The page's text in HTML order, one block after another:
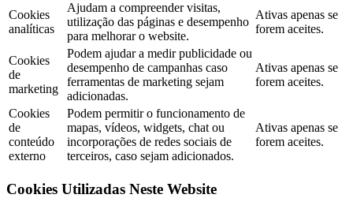
Cookies
analíticas
Ajudam a compreender visitas,
utilização das páginas e desempenho
para melhorar o website.
Ativas apenas se
forem aceites.
Cookies
de
marketing
Podem ajudar a medir publicidade ou
desempenho de campanhas caso
ferramentas de marketing sejam
adicionadas.
Ativas apenas se
forem aceites.
Cookies
de
conteúdo
externo
Podem permitir o funcionamento de
mapas, vídeos, widgets, chat ou
incorporações de redes sociais de
terceiros, caso sejam adicionados.
Ativas apenas se
forem aceites.
Cookies Utilizadas Neste Website